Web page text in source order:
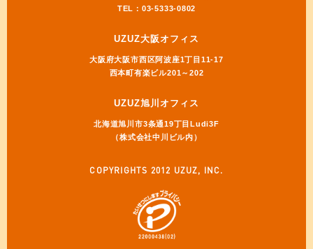
TEL：03-5333-0802
UZUZ大阪オフィス
大阪府大阪市西区阿波座1丁目11-17
西本町有楽ビル201～202
UZUZ旭川オフィス
北海道旭川市3条通19丁目Ludi3F
（株式会社中川ビル内）
COPYRIGHTS 2012 UZUZ, INC.